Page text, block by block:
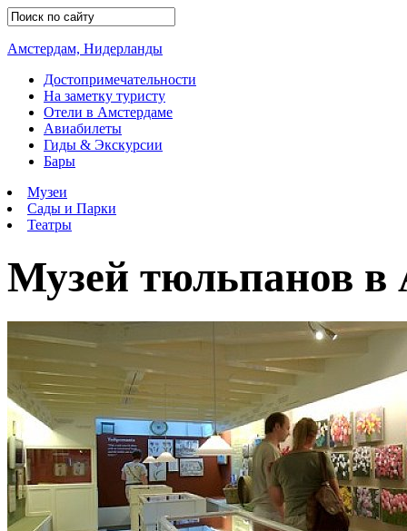
Амстердам, Нидерланды
Достопримечательности
На заметку туристу
Отели в Амстердаме
Авиабилеты
Гиды & Экскурсии
Бары
Музеи
Сады и Парки
Театры
Музей тюльпанов в